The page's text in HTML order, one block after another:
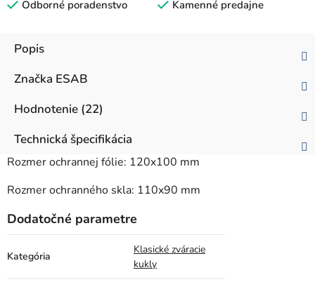
Odborné poradenstvo Kamenné predajne
Popis
Značka ESAB
Hodnotenie (22)
Technická špecifikácia
Rozmer ochrannej fólie: 120x100 mm
Rozmer ochranného skla: 110x90 mm
Dodatočné parametre
Kategória
Klasické zváracie
kukly